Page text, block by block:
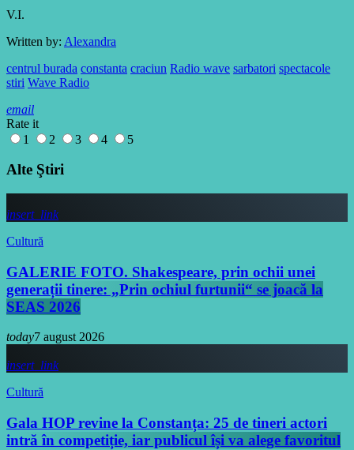
V.I.
Written by: Alexandra
centrul burada constanta craciun Radio wave sarbatori spectacole
stiri Wave Radio
email
Rate it
1
2 3 4 5
Alte Ştiri
insert_link
Cultură
GALERIE FOTO. Shakespeare, prin ochii unei
generații tinere: „Prin ochiul furtunii“ se joacă la
SEAS 2026
today7 august 2026
insert_link
Cultură
Gala HOP revine la Constanța: 25 de tineri actori
intră în competiție, iar publicul își va alege favoritul